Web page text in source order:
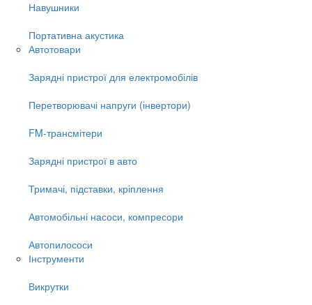
Навушники
Портативна акустика
Автотовари
Зарядні пристрої для електромобілів
Перетворювачі напруги (інвертори)
FM-трансмітери
Зарядні пристрої в авто
Тримачі, підставки, кріплення
Автомобільні насоси, компресори
Автопилососи
Інструменти
Викрутки